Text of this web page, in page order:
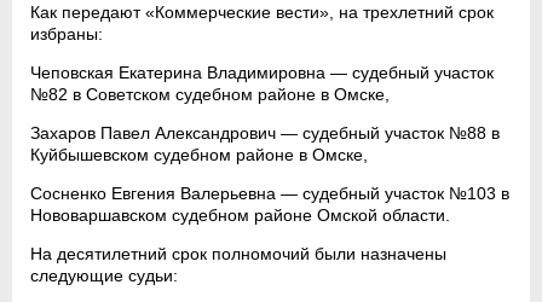
Как передают «Коммерческие вести», на трехлетний срок
избраны:
Чеповская Екатерина Владимировна — судебный участок
№82 в Советском судебном районе в Омске,
Захаров Павел Александрович — судебный участок №88 в
Куйбышевском судебном районе в Омске,
Сосненко Евгения Валерьевна — судебный участок №103 в
Нововаршавском судебном районе Омской области.
На десятилетний срок полномочий были назначены
следующие судьи: